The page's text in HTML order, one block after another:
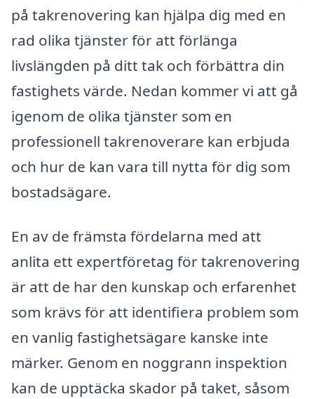
på takrenovering kan hjälpa dig med en
rad olika tjänster för att förlänga
livslängden på ditt tak och förbättra din
fastighets värde. Nedan kommer vi att gå
igenom de olika tjänster som en
professionell takrenoverare kan erbjuda
och hur de kan vara till nytta för dig som
bostadsägare.
En av de främsta fördelarna med att
anlita ett expertföretag för takrenovering
är att de har den kunskap och erfarenhet
som krävs för att identifiera problem som
en vanlig fastighetsägare kanske inte
märker. Genom en noggrann inspektion
kan de upptäcka skador på taket, såsom